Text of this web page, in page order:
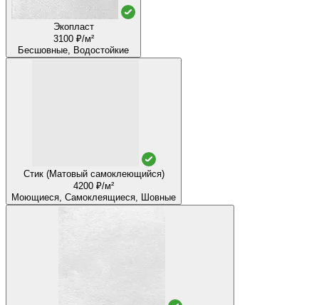
Экопласт
3100 ₽/м²
Бесшовные, Водостойкие
Стик (Матовый самоклеющийся)
4200 ₽/м²
Моющиеся, Самоклеящиеся, Шовные